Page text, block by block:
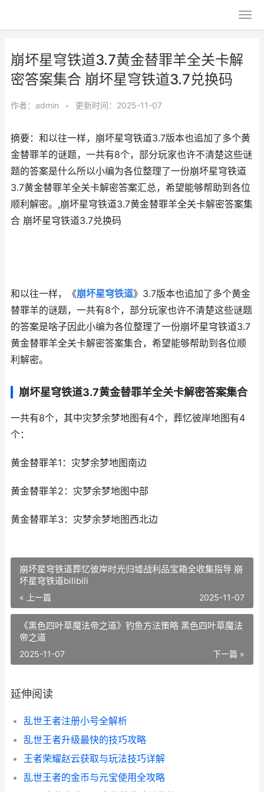
崩坏星穹铁道3.7黄金替罪羊全关卡解
密答案集合 崩坏星穹铁道3.7兑换码
作者： admin • 更新时间：2025-11-07
摘要：和以往一样，崩坏星穹铁道3.7版本也追加了多个黄
金替罪羊的谜题，一共有8个，部分玩家也许不清楚这些谜
题的答案是什么所以小编为各位整理了一份崩坏星穹铁道
3.7黄金替罪羊全关卡解密答案汇总，希望能够帮助到各位
顺利解密。,崩坏星穹铁道3.7黄金替罪羊全关卡解密答案集
合 崩坏星穹铁道3.7兑换码
和以往一样，《崩坏星穹铁道》3.7版本也追加了多个黄金
替罪羊的谜题，一共有8个，部分玩家也许不清楚这些谜题
的答案是啥子因此小编为各位整理了一份崩坏星穹铁道3.7
黄金替罪羊全关卡解密答案集合，希望能够帮助到各位顺
利解密。
崩坏星穹铁道3.7黄金替罪羊全关卡解密答案集合
一共有8个，其中灾梦余梦地图有4个，葬忆彼岸地图有4
个：
黄金替罪羊1：灾梦余梦地图南边
黄金替罪羊2：灾梦余梦地图中部
黄金替罪羊3：灾梦余梦地图西北边
崩坏星穹铁道葬忆彼岸时光归墟战利品宝箱全收集指导 崩
坏星穹铁道bilibili
« 上一篇 2025-11-07
《黑色四叶草魔法帝之道》钓鱼方法策略 黑色四叶草魔法
帝之道
下一篇 »
2025-11-07
延伸阅读
乱世王者注册小号全解析
乱世王者升级最快的技巧攻略
王者荣耀赵云获取与玩法技巧详解
乱世王者的金币与元宝使用全攻略